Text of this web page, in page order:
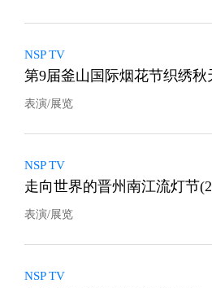
NSP TV
第9届釜山国际烟花节织绣秋
表演/展览
NSP TV
走向世界的晋州南江流灯节
表演/展览
NSP TV